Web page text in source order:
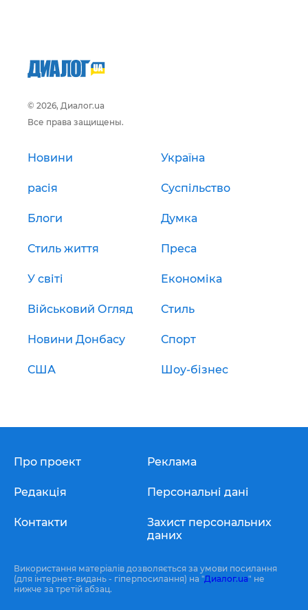
© 2026, Диалог.ua
Все права защищены.
Новини Україна
расія Суспільство
Блоги Думка
Стиль життя Преса
У світі Економіка
Військовий Огляд Стиль
Новини Донбасу Спорт
США Шоу-бізнес
Про проект
Редакція
Контакти
Реклама
Персональні дані
Захист персональних
даних
Використання матеріалів дозволяється за умови посилання
(для інтернет-видань - гіперпосилання) на "Диалог.ua" не
нижче за третій абзац.